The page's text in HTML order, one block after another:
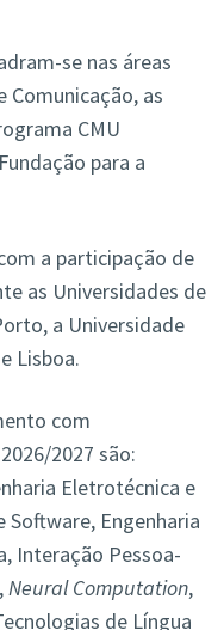
se nas áreas
Comunicação, as
CMU
para a
a participação de
as Universidades de
a Universidade
Lisboa.
com
2027 são:
Eletrotécnica e
Software, Engenharia
Interação Pessoa-
Neural Computation,
de Língua